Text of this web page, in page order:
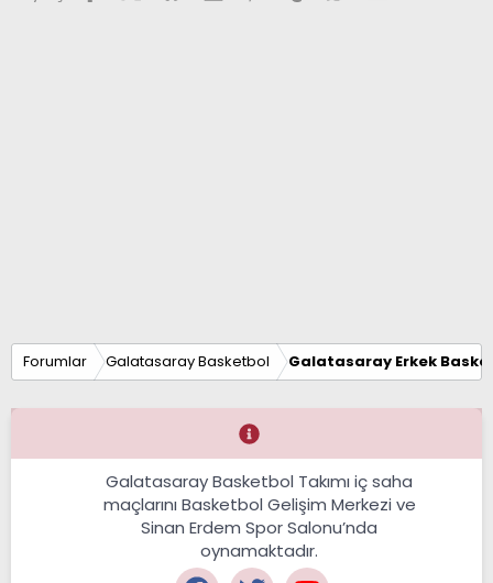
Forumlar Galatasaray Basketbol Galatasaray Erkek
Galatasaray Basketbol Takımı iç saha
maçlarını Basketbol Gelişim Merkezi ve
Sinan Erdem Spor Salonu’nda
oynamaktadır.